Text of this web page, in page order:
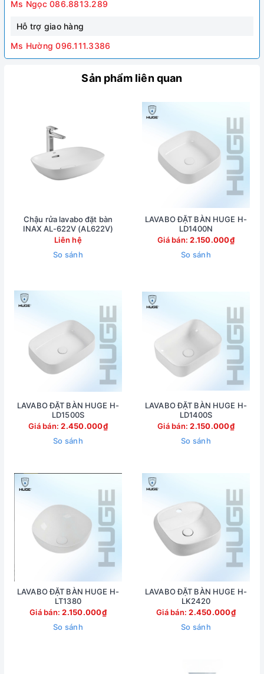
Ms Ngọc 086.8813.289
Hỗ trợ giao hàng
Ms Hường 096.111.3386
Sản phẩm liên quan
Chậu rửa lavabo đặt bàn
INAX AL-622V (AL622V)
Liên hệ
So sánh
LAVABO ĐẶT BÀN HUGE H-
LD1400N
Giá bán:2.150.000₫
So sánh
LAVABO ĐẶT BÀN HUGE H-
LD1500S
Giá bán:2.450.000₫
So sánh
LAVABO ĐẶT BÀN HUGE H-
LD1400S
Giá bán:2.150.000₫
So sánh
LAVABO ĐẶT BÀN HUGE H-
LT1380
Giá bán:2.150.000₫
So sánh
LAVABO ĐẶT BÀN HUGE H-
LK2420
Giá bán:2.450.000₫
So sánh